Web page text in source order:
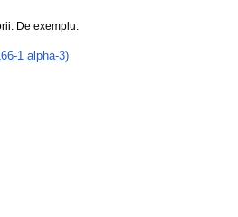
De exemplu:
1 alpha-3)